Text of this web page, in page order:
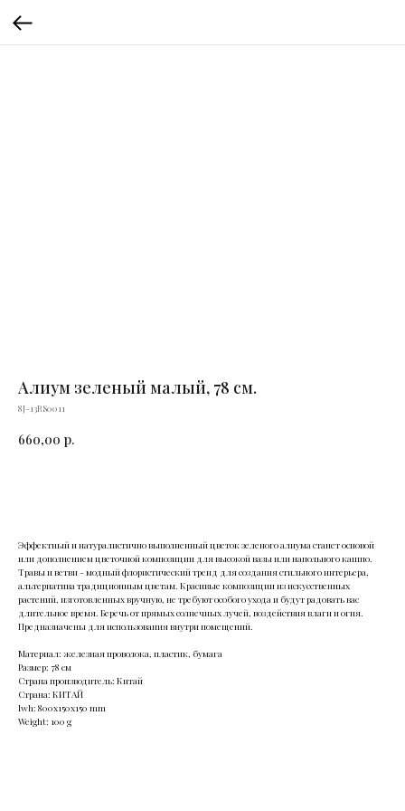
Алиум зеленый малый, 78 см.
8J-13RS0011
660,00 р.
Эффектный и натуралистично выполненный цветок зеленого алиума станет основой
или дополнением цветочной композиции для высокой вазы или напольного кашпо.
Травы и ветви - модный флористический тренд для создания стильного интерьера,
альтернатива традиционным цветам. Красивые композиции из искусственных
растений, изготовленных вручную, не требуют особого ухода и будут радовать вас
длительное время. Беречь от прямых солнечных лучей, воздействия влаги и огня.
Предназначены для использования внутри помещений.
Материал: железная проволока, пластик, бумага
Размер: 78 см
Страна производитель: Китай
Страна: КИТАЙ
lwh: 800x150x150 mm
Weight: 100 g